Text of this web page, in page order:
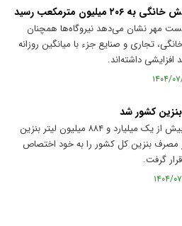
مترمکعب رسید
مهر نشان می‌دهد نیروگاه‌ها همچنان
تجاری و صنایع جزء با میانگین روزانه
کشور شد
استان تهران با ثبت رکورد مصرف بیش از یک میلیارد و ۸۸۴ میلیون لیتر بنزین
حدود ۱۵ درصد از مصرف بنزین کل کشور را به خود اختصاص
گرفت.